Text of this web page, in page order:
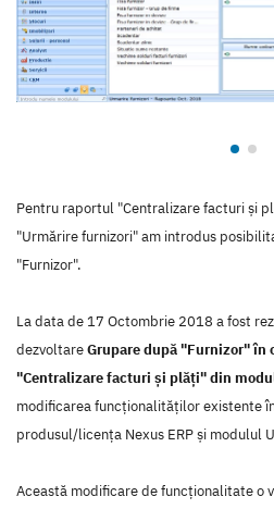
Pentru raportul "Centralizare facturi și
"Urmărire furnizori" am introdus
"Furnizor".
La data de 17 Octombrie 2018 a fost
dezvoltareGrupare după "Furnizor" în
"Centralizare facturi și plăți" din
modificarea funcţionalităţilor existente
produsul/licenţa Nexus ERP şi modulul
Această modificare de funcţionalitate o